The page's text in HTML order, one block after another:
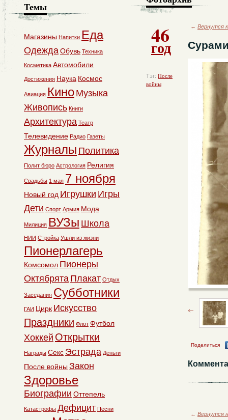
46
год
Тэг: После
войны
← Вернутся
Поделиться
← Вернутся
Темы
Магазины Напитки Еда
ОдеждаОбувь Техника
Косметика Автомобили
Достижения Наука Космос
Авиация Кино Музыка
Живопись Книги
Архитектура Театр
Телевидение Радио Газеты
Журналы Политика
Полит бюро Астрология Религия
Свадьбы 1 мая 7 ноября
Новый год Игрушки Игры
Дети Спорт Армия Мода
Милиция ВУЗы Школа
НИИ Стройка Ушли из жизни
Пионерлагерь
Комсомол Пионеры
Октябрята Плакат Отдых
Заседания Субботники
ГАИ Цирк Искусство
Праздники Флот Футбол
Хоккей Открытки
Награды Секс Эстрада Деньги
После войны Закон
Здоровье
Биографии Оттепель
Катастрофы Дефицит Песни